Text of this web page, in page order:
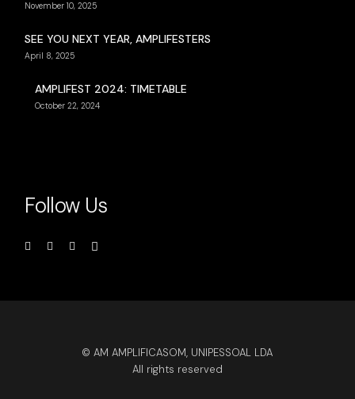
November 10, 2025
SEE YOU NEXT YEAR, AMPLIFESTERS
April 8, 2025
AMPLIFEST 2024: TIMETABLE
October 22, 2024
Follow Us
© AM AMPLIFICASOM, UNIPESSOAL LDA
All rights reserved